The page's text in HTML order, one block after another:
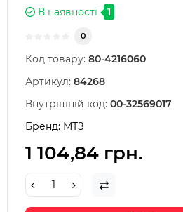
В наявності 1
0
Код товару: 80-4216060
Артикул: 84268
Внутрішній код: 00-32569017
Бренд: МТЗ
1 104,84 грн.